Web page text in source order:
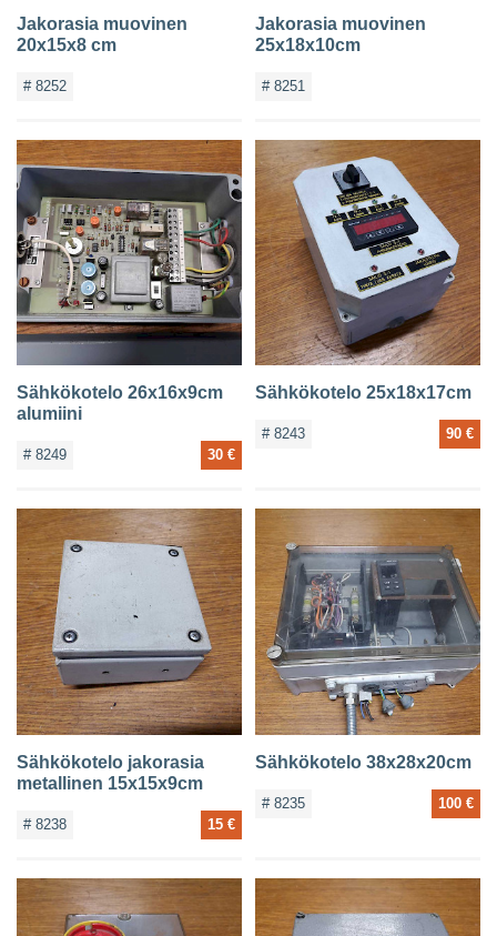
Jakorasia muovinen
20x15x8 cm
# 8252
Jakorasia muovinen
25x18x10cm
# 8251
Sähkökotelo 26x16x9cm
alumiini
# 8249 30 €
Sähkökotelo 25x18x17cm
# 8243 90 €
Sähkökotelo jakorasia
metallinen 15x15x9cm
# 8238 15 €
Sähkökotelo 38x28x20cm
# 8235 100 €